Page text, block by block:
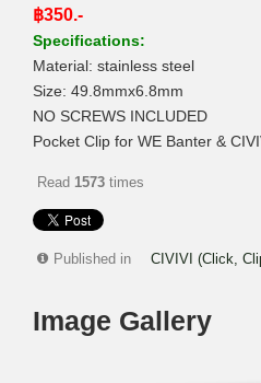
฿350.-
Specifications:
Material: stainless steel
Size: 49.8mmx6.8mm
NO SCREWS INCLUDED
Pocket Clip for WE Banter &
Read 1573 times
Published in CIVIVI (Click,
Image Gallery